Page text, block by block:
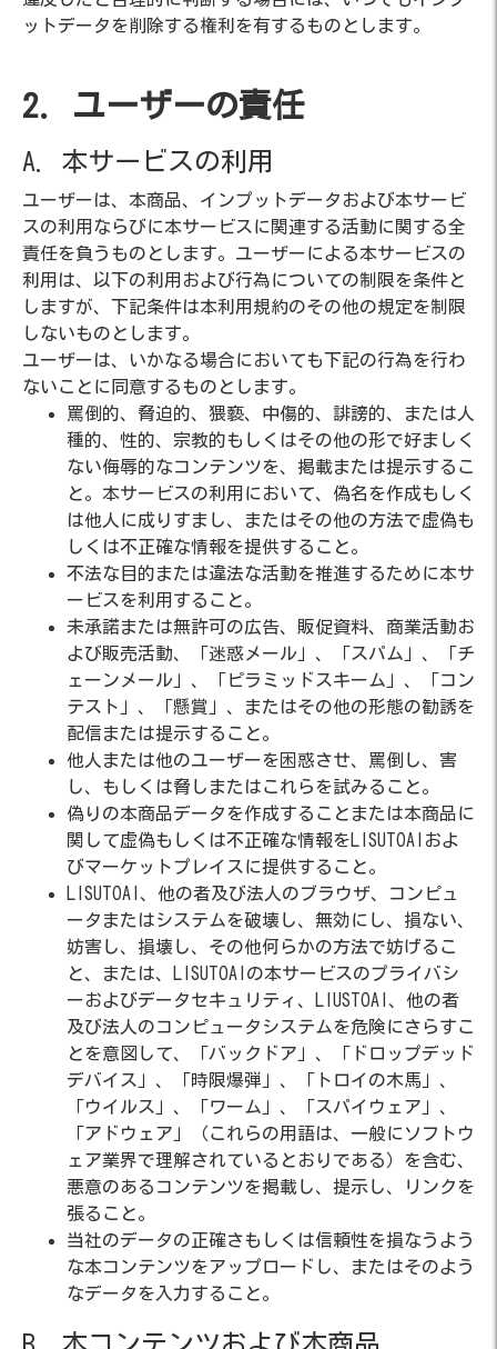
ットデータを削除する権利を有するものとします。
2. ユーザーの責任
A. 本サービスの利用
ユーザーは、本商品、インプットデータおよび本サービ
スの利用ならびに本サービスに関連する活動に関する全
責任を負うものとします。ユーザーによる本サービスの
利用は、以下の利用および行為についての制限を条件と
しますが、下記条件は本利用規約のその他の規定を制限
しないものとします。
ユーザーは、いかなる場合においても下記の行為を行わ
ないことに同意するものとします。
罵倒的、脅迫的、猥褻、中傷的、誹謗的、または人
種的、性的、宗教的もしくはその他の形で好ましく
ない侮辱的なコンテンツを、掲載または提示するこ
と。本サービスの利用において、偽名を作成もしく
は他人に成りすまし、またはその他の方法で虚偽も
しくは不正確な情報を提供すること。
不法な目的または違法な活動を推進するために本サ
ービスを利用すること。
未承諾または無許可の広告、販促資料、商業活動お
よび販売活動、「迷惑メール」、「スパム」、「チ
ェーンメール」、「ピラミッドスキーム」、「コン
テスト」、「懸賞」、またはその他の形態の勧誘を
配信または提示すること。
他人または他のユーザーを困惑させ、罵倒し、害
し、もしくは脅しまたはこれらを試みること。
偽りの本商品データを作成することまたは本商品に
関して虚偽もしくは不正確な情報をLISUTOAIおよ
びマーケットプレイスに提供すること。
LISUTOAI、他の者及び法人のブラウザ、コンピュ
ータまたはシステムを破壊し、無効にし、損ない、
妨害し、損壊し、その他何らかの方法で妨げるこ
と、または、LISUTOAIの本サービスのプライバシ
ーおよびデータセキュリティ、LIUSTOAI、他の者
及び法人のコンピュータシステムを危険にさらすこ
とを意図して、「バックドア」、「ドロップデッド
デバイス」、「時限爆弾」、「トロイの木馬」、
「ウイルス」、「ワーム」、「スパイウェア」、
「アドウェア」（これらの用語は、一般にソフトウ
ェア業界で理解されているとおりである）を含む、
悪意のあるコンテンツを掲載し、提示し、リンクを
張ること。
当社のデータの正確さもしくは信頼性を損なうよう
な本コンテンツをアップロードし、またはそのよう
なデータを入力すること。
B. 本コンテンツおよび本商品